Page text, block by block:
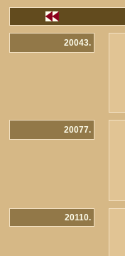
20043.
20077.
20110.